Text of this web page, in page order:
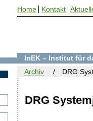
DRG
InEK – Institut für
Archiv
DRG
Home Kontakt